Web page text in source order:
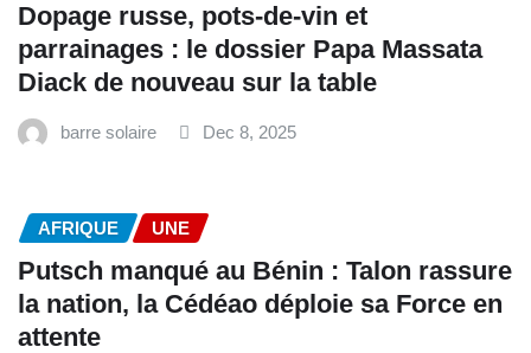
Dopage russe, pots-de-vin et
parrainages : le dossier Papa Massata
Diack de nouveau sur la table
barre solaire Dec 8, 2025
AFRIQUE UNE
Putsch manqué au Bénin : Talon rassure
la nation, la Cédéao déploie sa Force en
attente